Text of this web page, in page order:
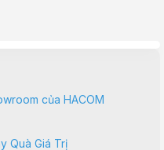
của HACOM
Quà Giá Trị